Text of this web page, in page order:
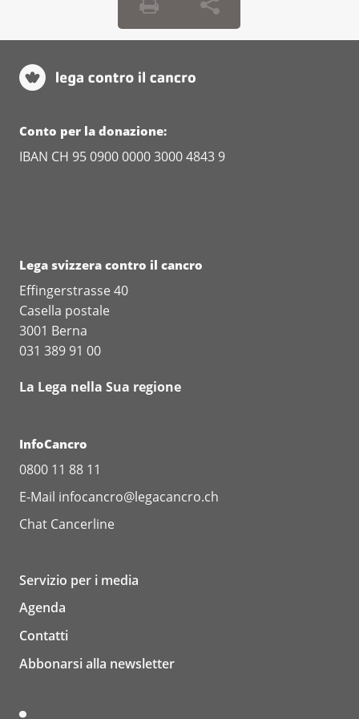
Questo opuscolo fa parte della cartella
previdenziale, che può ordinare qui.
designa una persona che La
rappresenti legalmente qualora non
decisioni autonomamente. Questa
persona potrà, ad esempio, firmare
Questo opuscolo fa parte della cartella
Conto per la donazione:
IBAN CH 95 0900 0000 3000 4843 9
Lega svizzera contro il cancro
Effingerstrasse 40
Casella postale
3001 Berna
031 389 91 00
La Lega nella Sua regione
InfoCancro
0800 11 88 11
E-Mail infocancro@legacancro.ch
Chat Cancerline
Servizio per i media
Agenda
Contatti
Abbonarsi alla newsletter